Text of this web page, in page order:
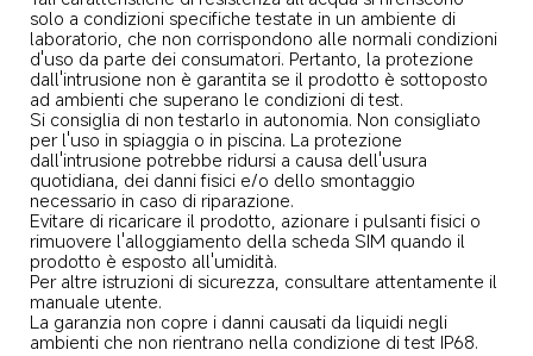
solo a condizioni specifiche testate in un ambiente di
laboratorio, che non corrispondono alle normali condizioni
d'uso da parte dei consumatori. Pertanto, la protezione
dall'intrusione non è garantita se il prodotto è sottoposto
ad ambienti che superano le condizioni di test.
Si consiglia di non testarlo in autonomia. Non consigliato
per l'uso in spiaggia o in piscina. La protezione
dall'intrusione potrebbe ridursi a causa dell'usura
quotidiana, dei danni fisici e/o dello smontaggio
necessario in caso di riparazione.
Evitare di ricaricare il prodotto, azionare i pulsanti fisici o
rimuovere l'alloggiamento della scheda SIM quando il
prodotto è esposto all'umidità.
Per altre istruzioni di sicurezza, consultare attentamente il
manuale utente.
La garanzia non copre i danni causati da liquidi negli
ambienti che non rientrano nella condizione di test IP68.